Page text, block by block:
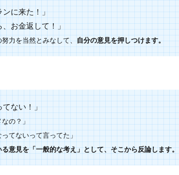
ンに来た！」
お金返して！」
力を当然とみなして、自分の意見を押しつけます。
てない！」
なの？」
てないって言ってた」
意見を「一般的な考え」として、そこから反論します。